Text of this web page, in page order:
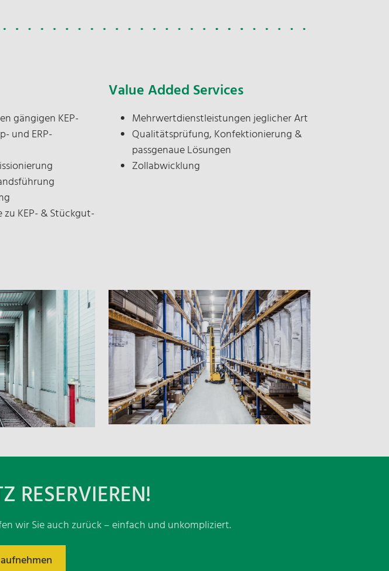
contractlogistics@nosta.de
Name
zur Beantwortung meiner Anfrage
erhoben und verarbeitet werden.
Hinweis: Sie können Ihre Einwilligung
jederzeit für die Zukunft per E-Mail an
Informationen zum Umgang mit
Datenschutzerklärung
gängigen KEP-
und ERP-
KEP- & Stückgut-
Value Added Services
Mehrwertdienstleistungen jeglicher Art
Qualitätsprüfung, Konfektionierung &
passgenaue Lösungen
Zollabwicklung
RESERVIEREN!
wir Sie auch zurück – einfach und unkompliziert.